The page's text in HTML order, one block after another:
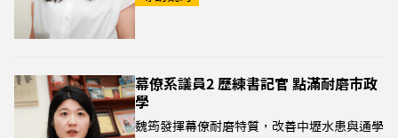
幕僚系議員2 歷練書記官 點滿耐磨市政
學
魏筠發揮幕僚耐磨特質，改善中壢水患與通學